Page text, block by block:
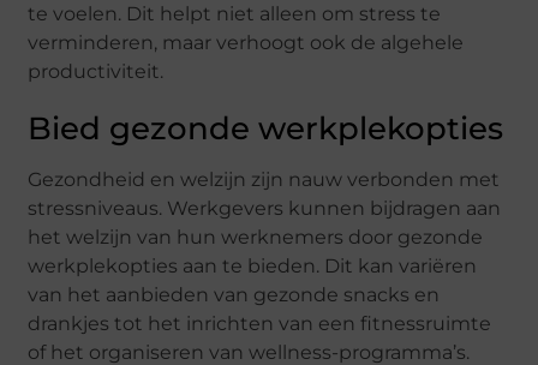
te voelen. Dit helpt niet alleen om stress te
verminderen, maar verhoogt ook de algehele
productiviteit.
Bied gezonde werkplekopties
Gezondheid en welzijn zijn nauw verbonden met
stressniveaus. Werkgevers kunnen bijdragen aan
het welzijn van hun werknemers door gezonde
werkplekopties aan te bieden. Dit kan variëren
van het aanbieden van gezonde snacks en
drankjes tot het inrichten van een fitnessruimte
of het organiseren van wellness-programma’s.